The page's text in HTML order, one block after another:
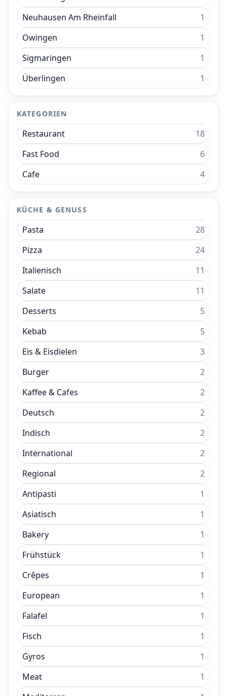
Neuhausen Am Rheinfall
1
Owingen
1
Sigmaringen
1
Überlingen
1
KATEGORIEN
Restaurant
18
Fast Food
6
Cafe
4
KÜCHE & GENUSS
Pasta
28
Pizza
24
Italienisch
11
Salate
11
Desserts
5
Kebab
5
Eis & Eisdielen
3
Burger
2
Kaffee & Cafes
2
Deutsch
2
Indisch
2
International
2
Regional
2
Antipasti
1
Asiatisch
1
Bakery
1
Frühstück
1
Crêpes
1
European
1
Falafel
1
Fisch
1
Gyros
1
Meat
1